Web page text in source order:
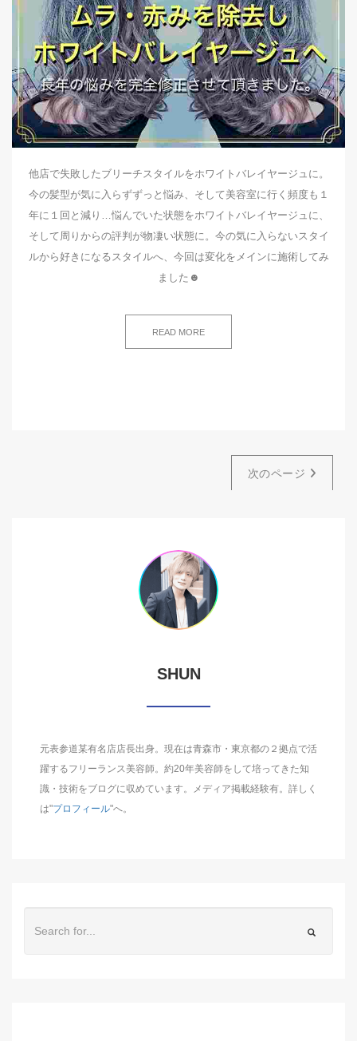
他店で失敗したブリーチスタイルをホワイトバレイヤージュに。
今の髪型が気に入らずずっと悩み、そして美容室に行く頻度も１
年に１回と減り…悩んでいた状態をホワイトバレイヤージュに、
そして周りからの評判が物凄い状態に。今の気に入らないスタイ
ルから好きになるスタイルへ、今回は変化をメインに施術してみ
ました☻
READ MORE
次のページ
SHUN
元表参道某有名店店長出身。現在は青森市・東京都の２拠点で活
躍するフリーランス美容師。約20年美容師をして培ってきた知
識・技術をブログに収めています。メディア掲載経験有。詳しく
は"プロフィール"へ。